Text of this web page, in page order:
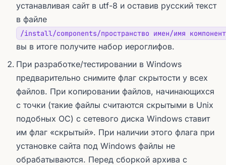
устанавливая сайт в utf-8 и оставив русский текст
в файле
/install/components/пространство имен/имя
вы в итоге получите набор иероглифов.
При разработке/тестировании в Windows
предварительно снимите флаг скрытости у всех
файлов. При копировании файлов, начинающихся
с точки (такие файлы считаются скрытыми в Unix
подобных ОС) с сетевого диска Windows ставит
им флаг «скрытый». При наличии этого флага при
установке сайта под Windows файлы не
обрабатываются. Перед сборкой архива с